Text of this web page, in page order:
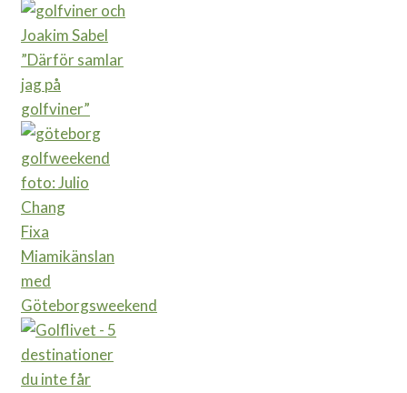
”Därför samlar
jag på
golfviner”
Fixa
Miamikänslan
med
Göteborgsweekend